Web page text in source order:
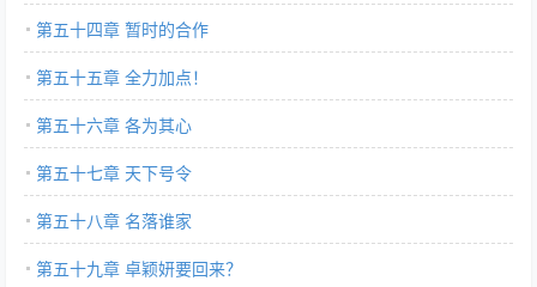
第五十四章 暂时的合作
第五十五章 全力加点！
第五十六章 各为其心
第五十七章 天下号令
第五十八章 名落谁家
第五十九章 卓颖妍要回来？